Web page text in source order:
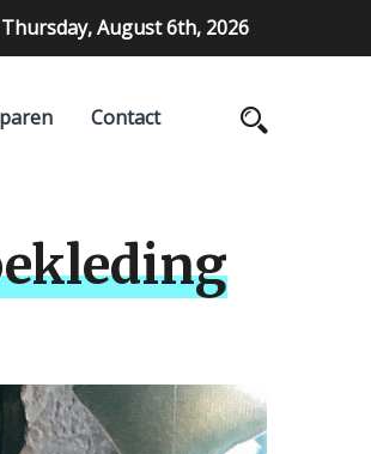
Thursday, August 6th, 2026
Contact